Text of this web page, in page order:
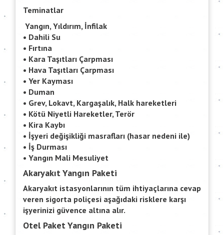
Teminatlar
Yangın, Yıldırım, İnfilak
• Dahili Su
• Fırtına
• Kara Taşıtları Çarpması
• Hava Taşıtları Çarpması
• Yer Kayması
• Duman
• Grev, Lokavt, Kargaşalık, Halk hareketleri
• Kötü Niyetli Hareketler, Terör
• Kira Kaybı
• İşyeri değişikliği masrafları (hasar nedeni ile)
• İş Durması
• Yangın Mali Mesuliyet
Akaryakıt Yangın Paketi
Akaryakıt istasyonlarının tüm ihtiyaçlarına cevap
veren sigorta poliçesi aşağıdaki risklere karşı
işyerinizi güvence altına alır.
Otel Paket Yangın Paketi